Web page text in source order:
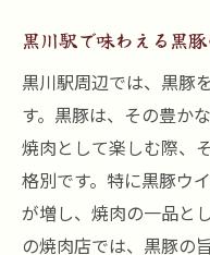
黒川駅で味わえる黒
黒川駅周辺では、黒豚
す。黒豚は、その豊か
焼肉として楽しむ際、
格別です。特に黒豚ウ
が増し、焼肉の一品と
の焼肉店では、黒豚の